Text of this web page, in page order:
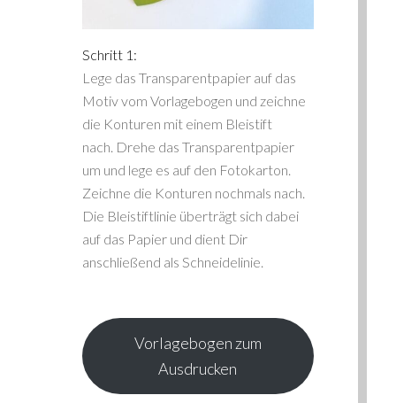
Schritt 1:
Lege das Transparentpapier auf das
Motiv vom Vorlagebogen und zeichne
die Konturen mit einem Bleistift
nach. Drehe das Transparentpapier
um und lege es auf den Fotokarton.
Zeichne die Konturen nochmals nach.
Die Bleistiftlinie überträgt sich dabei
auf das Papier und dient Dir
anschließend als Schneidelinie.
Vorlagebogen zum
Ausdrucken